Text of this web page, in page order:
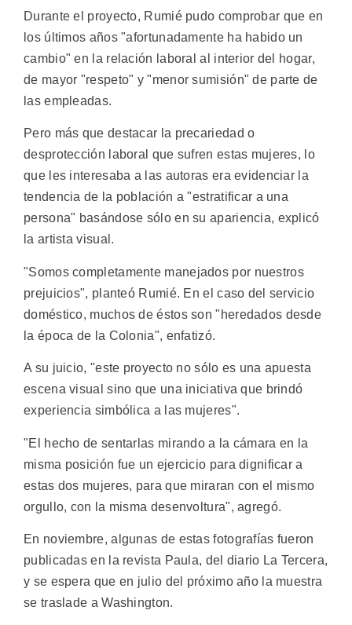
Durante el proyecto, Rumié pudo comprobar que en
los últimos años "afortunadamente ha habido un
cambio" en la relación laboral al interior del hogar,
de mayor "respeto" y "menor sumisión" de parte de
las empleadas.
Pero más que destacar la precariedad o
desprotección laboral que sufren estas mujeres, lo
que les interesaba a las autoras era evidenciar la
tendencia de la población a "estratificar a una
persona" basándose sólo en su apariencia, explicó
la artista visual.
"Somos completamente manejados por nuestros
prejuicios", planteó Rumié. En el caso del servicio
doméstico, muchos de éstos son "heredados desde
la época de la Colonia", enfatizó.
A su juicio, "este proyecto no sólo es una apuesta
escena visual sino que una iniciativa que brindó
experiencia simbólica a las mujeres".
"El hecho de sentarlas mirando a la cámara en la
misma posición fue un ejercicio para dignificar a
estas dos mujeres, para que miraran con el mismo
orgullo, con la misma desenvoltura", agregó.
En noviembre, algunas de estas fotografías fueron
publicadas en la revista Paula, del diario La Tercera,
y se espera que en julio del próximo año la muestra
se traslade a Washington.